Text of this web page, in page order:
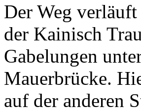
Der Weg
der Kainisch
Gabelungen
Mauerbrücke.
auf der anderen